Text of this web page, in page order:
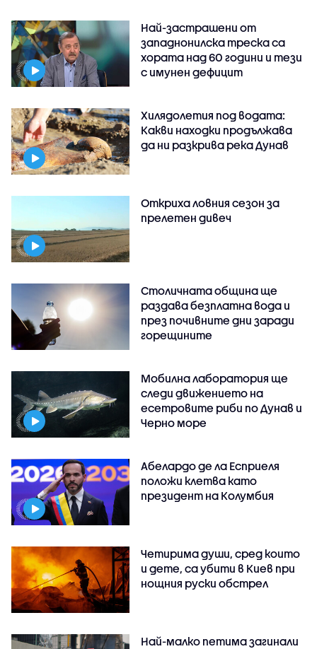
Най-застрашени от
западнонилска треска са
хората над 60 години и тези
с имунен дефицит
Хилядолетия под водата:
Какви находки продължава
да ни разкрива река Дунав
Откриха ловния сезон за
прелетен дивеч
Столичната община ще
раздава безплатна вода и
през почивните дни заради
горещините
Мобилна лаборатория ще
следи движението на
есетровите риби по Дунав и
Черно море
Абелардо де ла Есприеля
положи клетва като
президент на Колумбия
Четирима души, сред които
и дете, са убити в Киев при
нощния руски обстрел
Най-малко петима загинали